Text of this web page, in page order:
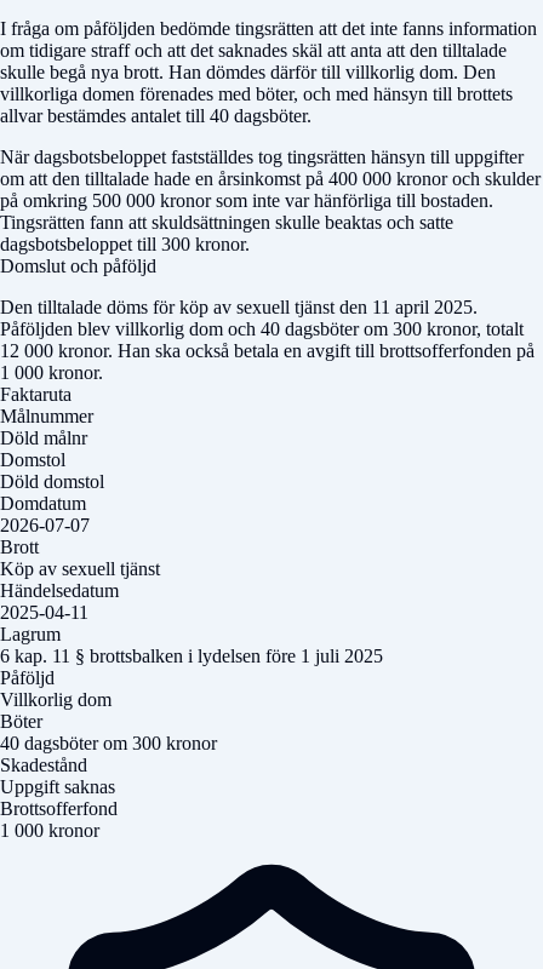
I fråga om påföljden bedömde tingsrätten att det inte fanns information
om tidigare straff och att det saknades skäl att anta att den tilltalade
skulle begå nya brott. Han dömdes därför till villkorlig dom. Den
villkorliga domen förenades med böter, och med hänsyn till brottets
allvar bestämdes antalet till 40 dagsböter.
När dagsbotsbeloppet fastställdes tog tingsrätten hänsyn till uppgifter
om att den tilltalade hade en årsinkomst på 400 000 kronor och skulder
på omkring 500 000 kronor som inte var hänförliga till bostaden.
Tingsrätten fann att skuldsättningen skulle beaktas och satte
dagsbotsbeloppet till 300 kronor.
Domslut och påföljd
Den tilltalade döms för köp av sexuell tjänst den 11 april 2025.
Påföljden blev villkorlig dom och 40 dagsböter om 300 kronor, totalt
12 000 kronor. Han ska också betala en avgift till brottsofferfonden på
1 000 kronor.
Faktaruta
Målnummer
Döld målnr
Domstol
Döld domstol
Domdatum
2026-07-07
Brott
Köp av sexuell tjänst
Händelsedatum
2025-04-11
Lagrum
6 kap. 11 § brottsbalken i lydelsen före 1 juli 2025
Påföljd
Villkorlig dom
Böter
40 dagsböter om 300 kronor
Skadestånd
Uppgift saknas
Brottsofferfond
1 000 kronor